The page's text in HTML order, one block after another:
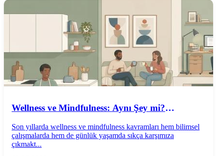
Wellness ve Mindfulness: Aynı Şey mi?
Son yıllarda wellness ve mindfulness kavramları hem bilimsel
çalışmalarda hem de günlük yaşamda sıkça karşımıza
çıkmakt...